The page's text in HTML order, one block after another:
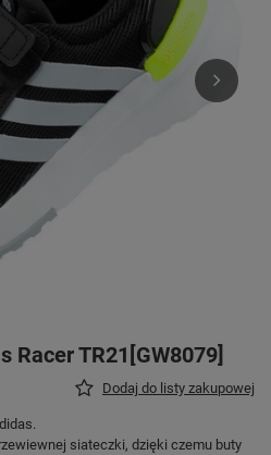
Racer TR21[GW8079]
Dodaj do listy zakupowej
siateczki, dzięki czemu buty